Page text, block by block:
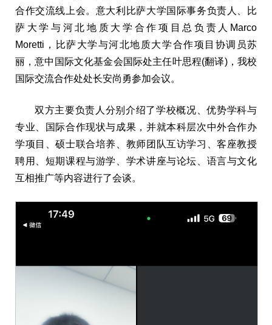
合作交流线上会。意大利比萨大学国际事务负责人、比
萨大学与河北地质大学合作项目总负责人Marco
Moretti，比萨大学与河北地质大学合作项目协调员苏
丽，意中国际文化基金会国际处主任叶思程(翻译)，我校
国际交流合作处处长安尚勇参加会议。
双方主要负责人分别介绍了学校概况、优势学科与
专业、国际合作现状与成果，并就本科层次中外合作办
学项目、硕士联合培养、教师团队互访学习、客座教授
聘用、短期课程与游学、学术讲座与论坛、语言与文化
互相推广等内容进行了会谈。